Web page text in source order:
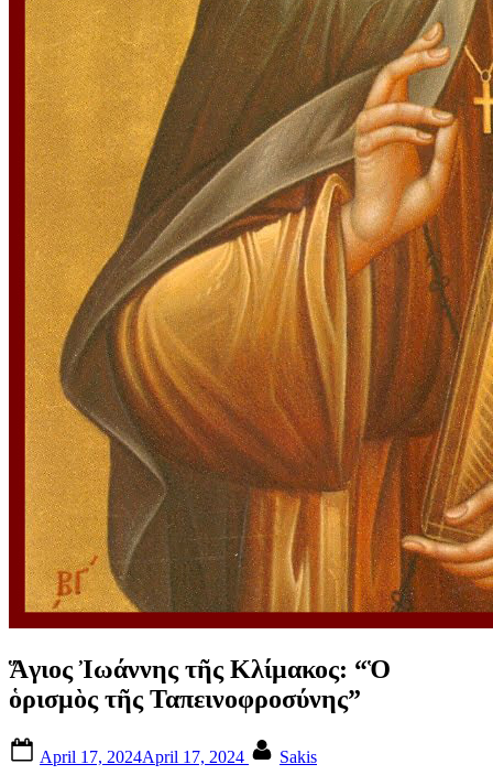
Ἅγιος Ἰωάννης τῆς Κλίμακος: “Ὁ
ὁρισμὸς τῆς Ταπεινοφροσύνης”
on
April 17, 2024April 17, 2024 Sakis